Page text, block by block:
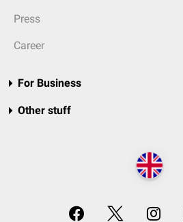
Press
Career
For Business
Other stuff